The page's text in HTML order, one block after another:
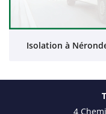
Isolation à
4